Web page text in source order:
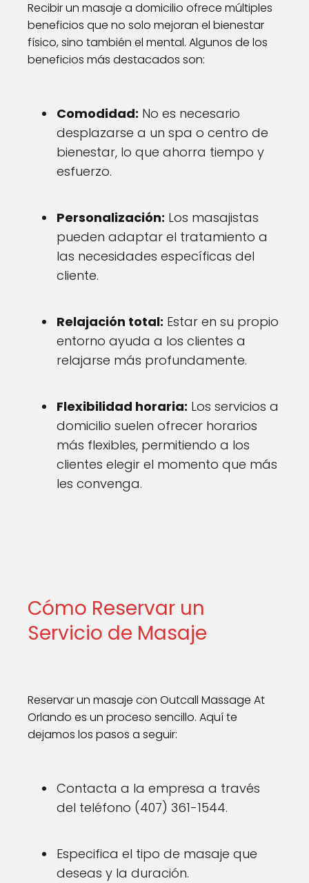
Recibir un masaje a domicilio ofrece múltiples
beneficios que no solo mejoran el bienestar
físico, sino también el mental. Algunos de los
beneficios más destacados son:
Comodidad: No es necesario
desplazarse a un spa o centro de
bienestar, lo que ahorra tiempo y
esfuerzo.
Personalización: Los masajistas
pueden adaptar el tratamiento a
las necesidades específicas del
cliente.
Relajación total: Estar en su propio
entorno ayuda a los clientes a
relajarse más profundamente.
Flexibilidad horaria: Los servicios a
domicilio suelen ofrecer horarios
más flexibles, permitiendo a los
clientes elegir el momento que más
les convenga.
Cómo Reservar un
Servicio de Masaje
Reservar un masaje con Outcall Massage At
Orlando es un proceso sencillo. Aquí te
dejamos los pasos a seguir:
Contacta a la empresa a través
del teléfono (407) 361-1544.
Especifica el tipo de masaje que
deseas y la duración.